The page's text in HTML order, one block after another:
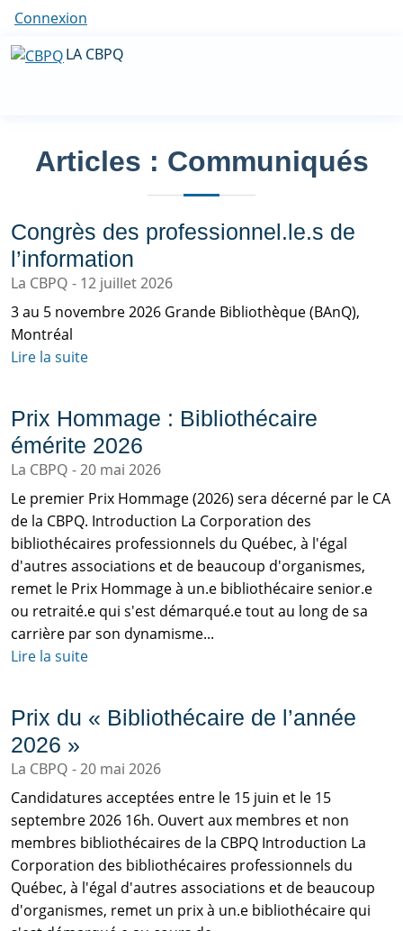
Connexion
LA CBPQ
Articles : Communiqués
Congrès des professionnel.le.s de
l’information
La CBPQ
12 juillet 2026
3 au 5 novembre 2026 Grande Bibliothèque (BAnQ),
Montréal
Lire la suite
Prix Hommage : Bibliothécaire
émérite 2026
La CBPQ
20 mai 2026
Le premier Prix Hommage (2026) sera décerné par le CA
de la CBPQ. Introduction La Corporation des
bibliothécaires professionnels du Québec, à l'égal
d'autres associations et de beaucoup d'organismes,
remet le Prix Hommage à un.e bibliothécaire senior.e
ou retraité.e qui s'est démarqué.e tout au long de sa
carrière par son dynamisme...
Lire la suite
Prix du « Bibliothécaire de l’année
2026 »
La CBPQ
20 mai 2026
Candidatures acceptées entre le 15 juin et le 15
septembre 2026 16h. Ouvert aux membres et non
membres bibliothécaires de la CBPQ Introduction La
Corporation des bibliothécaires professionnels du
Québec, à l'égal d'autres associations et de beaucoup
d'organismes, remet un prix à un.e bibliothécaire qui